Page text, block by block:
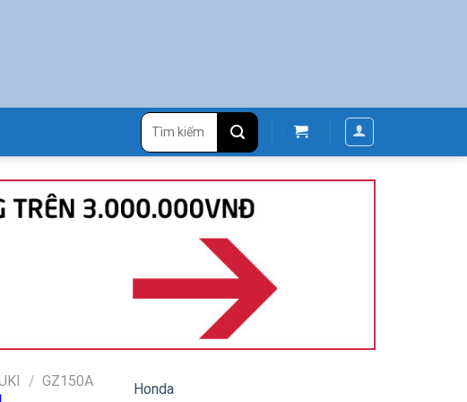
Tìm
kiếm:
/ GZ150A
Honda